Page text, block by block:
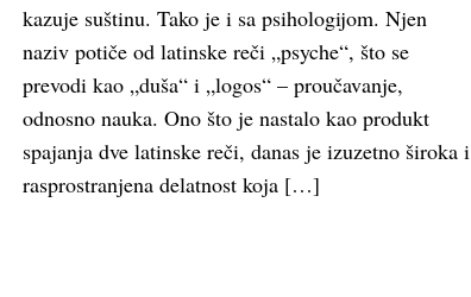
kazuje suštinu. Tako je i sa psihologijom. Njen
naziv potiče od latinske reči „psyche“, što se
prevodi kao „duša“ i „logos“ – proučavanje,
odnosno nauka. Ono što je nastalo kao produkt
spajanja dve latinske reči, danas je izuzetno široka i
rasprostranjena delatnost koja […]